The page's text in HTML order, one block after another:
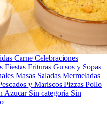
Carne Celebraciones
Fiestas Frituras Guisos y Sopas
Masas Saladas Mermeladas
y Mariscos Pizzas Pollo
Azucar Sin categoría Sin